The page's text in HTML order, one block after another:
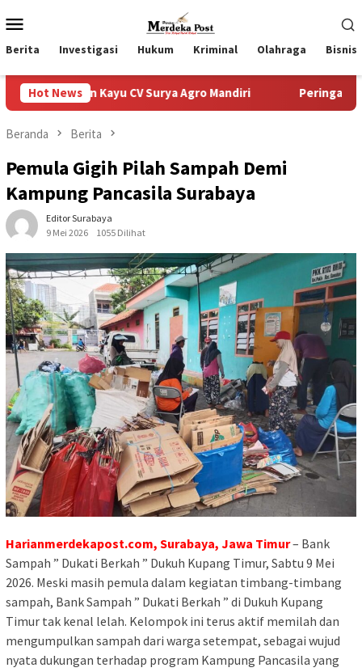
ke
kontenMobile
Berita Investigasi Hukum Kriminal Olahraga Bisnis
Hot News
CV Surya Agro Mandiri Peringati HUT ke-80
Beranda Berita
Pemula Gigih Pilah Sampah Demi
Kampung Pancasila Surabaya
Editor Surabaya
9 Mei 2026
1055 Dilihat
Harianmerdekapost.com, Surabaya, Jawa Timur– Bank
Sampah ” Dukati Berkah ” Dukuh Kupang Timur, Sabtu 9 Mei
2026. Meski masih pemula dalam kegiatan timbang-timbang
sampah, Bank Sampah ” Dukati Berkah ” di Dukuh Kupang
Timur tak kenal lelah. Kelompok ini terus aktif memilah dan
mengumpulkan sampah dari warga setempat, sebagai wujud
nyata dukungan terhadap program Kampung Pancasila yang